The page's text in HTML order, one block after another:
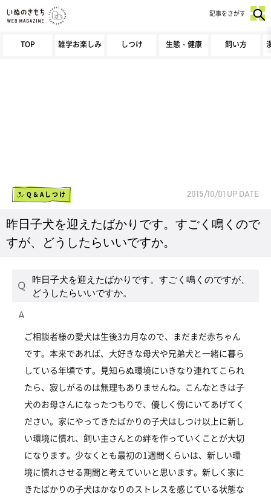
TOP 雑学お楽しみ しつけ 生態・健康 飼い方
記事をさがす
Q＆Aしつけ 2015/10/01 UP DATE
昨日子犬を迎えたばかりです。すごく鳴くので
すが、どうしたらいいですか。
昨日子犬を迎えたばかりです。すごく鳴くのですが、
どうしたらいいですか。
ご相談者様の愛犬は生後3カ月なので、まだまだ赤ちゃん
です。本来であれば、大好きな母犬や兄弟犬と一緒に暮ら
している年頃です。見知らぬ環境にいきなり連れてこられ
たら、寂しがるのは無理もありませんね。こんなときは子
犬のお母さんになったつもりで、優しく傍にいてあげてく
ださい。家にやってきたばかりの子犬はしつけ以上に新し
い環境に慣れ、飼い主さんとの絆を作っていくことが大切
になります。少なくとも最初の1週間くらいは、新しい環
境に慣れさせる期間と考えていいと思います。新しく家に
きたばかりの子犬はかなりのストレスを感じている状態な